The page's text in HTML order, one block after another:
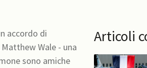
accordo di
Wale - una
Articoli